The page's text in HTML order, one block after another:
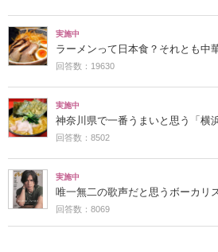
実施中
ラーメンって日本食？それとも中
回答数：19630
実施中
神奈川県で一番うまいと思う「横
回答数：8502
実施中
唯一無二の歌声だと思うボーカリ
回答数：8069